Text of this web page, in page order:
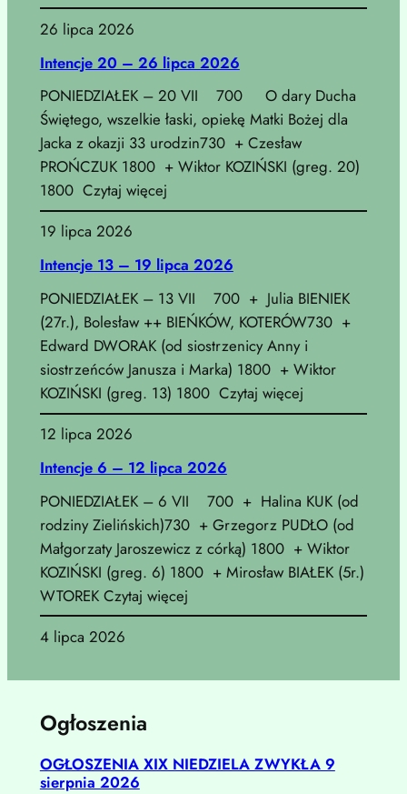
26 lipca 2026
Intencje 20 – 26 lipca 2026
PONIEDZIAŁEK – 20 VII 700 O dary Ducha
Świętego, wszelkie łaski, opiekę Matki Bożej dla
Jacka z okazji 33 urodzin730 + Czesław
PROŃCZUK 1800 + Wiktor KOZIŃSKI (greg. 20)
1800 Czytaj więcej
19 lipca 2026
Intencje 13 – 19 lipca 2026
PONIEDZIAŁEK – 13 VII 700 + Julia BIENIEK
(27r.), Bolesław ++ BIEŃKÓW, KOTERÓW730 +
Edward DWORAK (od siostrzenicy Anny i
siostrzeńców Janusza i Marka) 1800 + Wiktor
KOZIŃSKI (greg. 13) 1800 Czytaj więcej
12 lipca 2026
Intencje 6 – 12 lipca 2026
PONIEDZIAŁEK – 6 VII 700 + Halina KUK (od
rodziny Zielińskich)730 + Grzegorz PUDŁO (od
Małgorzaty Jaroszewicz z córką) 1800 + Wiktor
KOZIŃSKI (greg. 6) 1800 + Mirosław BIAŁEK (5r.)
WTOREK Czytaj więcej
4 lipca 2026
Ogłoszenia
OGŁOSZENIA XIX NIEDZIELA ZWYKŁA 9
sierpnia 2026